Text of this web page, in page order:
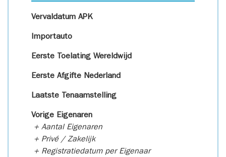
Vervaldatum APK
Importauto
Eerste Toelating Wereldwijd
Eerste Afgifte Nederland
Laatste Tenaamstelling
Vorige Eigenaren
+ Aantal Eigenaren
+ Privé / Zakelijk
+ Registratiedatum per Eigenaar